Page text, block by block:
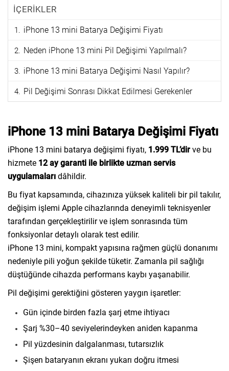
İÇERİKLER
iPhone 13 mini Batarya Değişimi Fiyatı
Neden iPhone 13 mini Pil Değişimi Yapılmalı?
iPhone 13 mini Batarya Değişimi Nasıl Yapılır?
Pil Değişimi Sonrası Dikkat Edilmesi Gerekenler
iPhone 13 mini Batarya Değişimi Fiyatı
iPhone 13 mini batarya değişimi fiyatı, 1.999 TL’dir ve bu
hizmete 12 ay garanti ile birlikte uzman servis
uygulamaları dâhildir.
Bu fiyat kapsamında, cihazınıza yüksek kaliteli bir pil takılır,
değişim işlemi Apple cihazlarında deneyimli teknisyenler
tarafından gerçekleştirilir ve işlem sonrasında tüm
fonksiyonlar detaylı olarak test edilir.
iPhone 13 mini, kompakt yapısına rağmen güçlü donanımı
nedeniyle pili yoğun şekilde tüketir. Zamanla pil sağlığı
düştüğünde cihazda performans kaybı yaşanabilir.
Pil değişimi gerektiğini gösteren yaygın işaretler:
Gün içinde birden fazla şarj etme ihtiyacı
Şarj %30–40 seviyelerindeyken aniden kapanma
Pil yüzdesinin dalgalanması, tutarsızlık
Şişen bataryanın ekranı yukarı doğru itmesi